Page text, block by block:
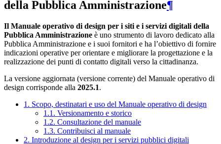
della Pubblica Amministrazione¶
Il Manuale operativo di design per i siti e i servizi digitali della
Pubblica Amministrazione è uno strumento di lavoro dedicato alla
Pubblica Amministrazione e i suoi fornitori e ha l’obiettivo di fornire
indicazioni operative per orientare e migliorare la progettazione e la
realizzazione dei punti di contatto digitali verso la cittadinanza.
La versione aggiornata (versione corrente) del Manuale operativo di
design corrisponde alla 2025.1.
1. Scopo, destinatari e uso del Manuale operativo di design
1.1. Versionamento e storico
1.2. Consultazione del manuale
1.3. Contribuisci al manuale
2. Introduzione al design per i servizi pubblici digitali